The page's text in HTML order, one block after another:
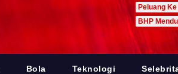
Peluang
BHP
Bola Teknologi